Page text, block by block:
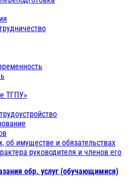
ТГПУ»
об имуществе и обязательствах
руководителя и членов его
обр. услуг (обучающимися)